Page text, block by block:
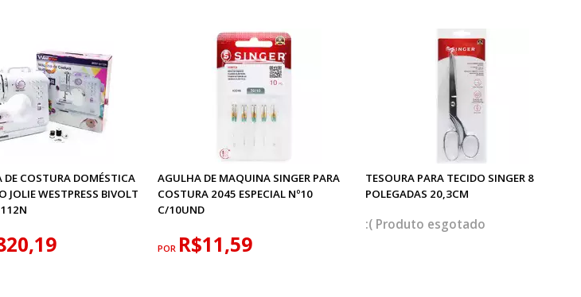
COSTURA DOMÉSTICA
JOLIE WESTPRESS BIVOLT
AGULHA DE MAQUINA SINGER PARA
COSTURA 2045 ESPECIAL Nº10
C/10UND
POR R$11,59
TESOURA PARA TECIDO SINGER 8
POLEGADAS 20,3CM
esgotado